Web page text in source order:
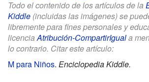
Todo el contenido de los artículos de la
Kiddle (incluidas las imágenes) se
libremente para fines personales y
licenciaAtribución-CompartirIguala
lo contrario. Citar este artículo:
Μ para Niños. Enciclopedia Kiddle.